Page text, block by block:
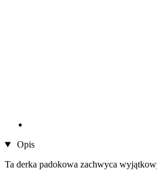
Opis
Ta derka padokowa zachwyca